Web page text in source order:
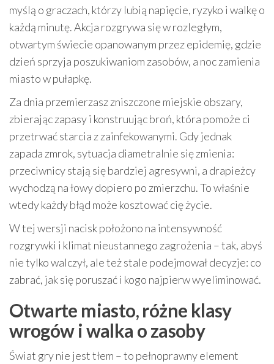
myślą o graczach, którzy lubią napięcie, ryzyko i walkę o
każdą minutę. Akcja rozgrywa się w rozległym,
otwartym świecie opanowanym przez epidemię, gdzie
dzień sprzyja poszukiwaniom zasobów, a noc zamienia
miasto w pułapkę.
Za dnia przemierzasz zniszczone miejskie obszary,
zbierając zapasy i konstruując broń, która pomoże ci
przetrwać starcia z zainfekowanymi. Gdy jednak
zapada zmrok, sytuacja diametralnie się zmienia:
przeciwnicy stają się bardziej agresywni, a drapieżcy
wychodzą na łowy dopiero po zmierzchu. To właśnie
wtedy każdy błąd może kosztować cię życie.
W tej wersji nacisk położono na intensywność
rozgrywki i klimat nieustannego zagrożenia – tak, abyś
nie tylko walczył, ale też stale podejmował decyzje: co
zabrać, jak się poruszać i kogo najpierw wyeliminować.
Otwarte miasto, różne klasy
wrogów i walka o zasoby
Świat gry nie jest tłem – to pełnoprawny element